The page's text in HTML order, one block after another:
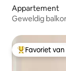
Appartement
Geweldig
Topfavoriet
Favoriet